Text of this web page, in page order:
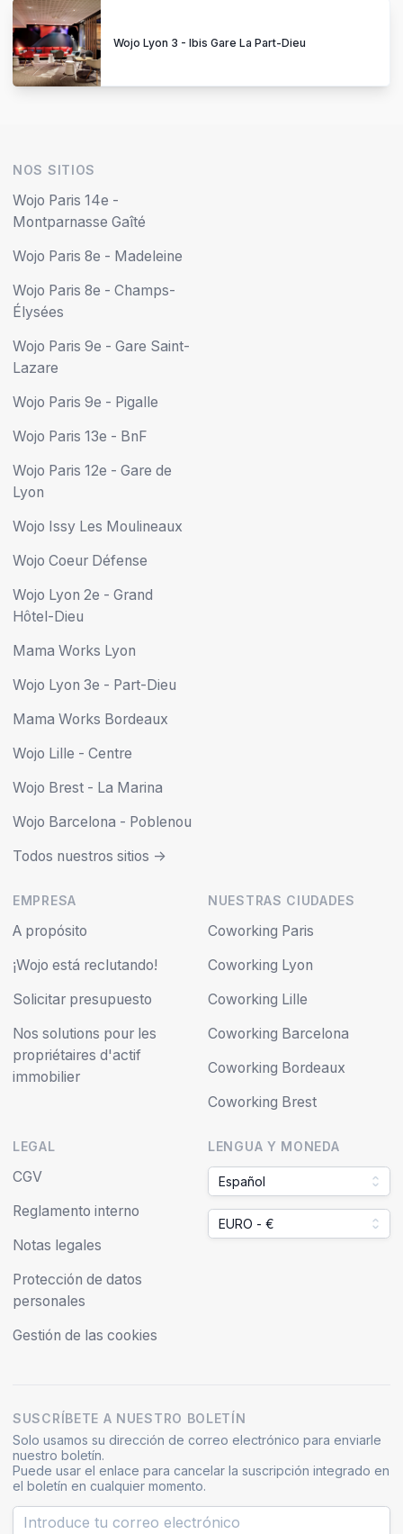
Wojo Lyon 3 - Ibis Gare La Part-Dieu
NOS SITIOS
Wojo Paris 14e -
Montparnasse Gaîté
Wojo Paris 8e - Madeleine
Wojo Paris 8e - Champs-
Élysées
Wojo Paris 9e - Gare Saint-
Lazare
Wojo Paris 9e - Pigalle
Wojo Paris 13e - BnF
Wojo Paris 12e - Gare de
Lyon
Wojo Issy Les Moulineaux
Wojo Coeur Défense
Wojo Lyon 2e - Grand
Hôtel-Dieu
Mama Works Lyon
Wojo Lyon 3e - Part-Dieu
Mama Works Bordeaux
Wojo Lille - Centre
Wojo Brest - La Marina
Wojo Barcelona - Poblenou
Todos nuestros sitios ->
EMPRESA
A propósito
¡Wojo está reclutando!
Solicitar presupuesto
Nos solutions pour les
propriétaires d'actif
immobilier
NUESTRAS CIUDADES
Coworking Paris
Coworking Lyon
Coworking Lille
Coworking Barcelona
Coworking Bordeaux
Coworking Brest
LEGAL
CGV
Reglamento interno
Notas legales
Protección de datos
personales
Gestión de las cookies
LENGUA Y MONEDA
Español
EURO - €
SUSCRÍBETE A NUESTRO BOLETÍN
Solo usamos su dirección de correo electrónico para enviarle
nuestro boletín.
Puede usar el enlace para cancelar la suscripción integrado en
el boletín en cualquier momento.